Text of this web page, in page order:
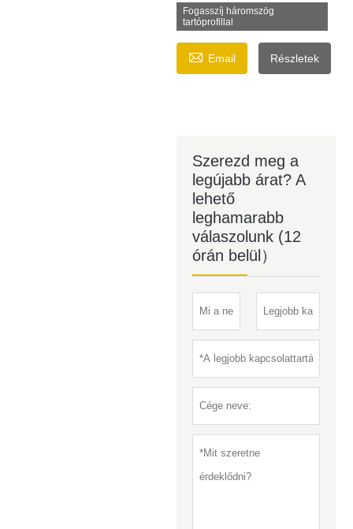
Fogasszíj háromszög
tartóprofillal
 Email Részletek
Szerezd meg a
legújabb árat? A
lehető
leghamarabb
válaszolunk (12
órán belül）